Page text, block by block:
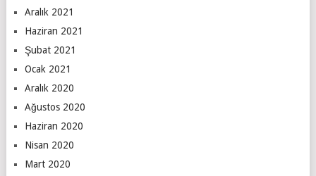
Aralık 2021
Haziran 2021
Şubat 2021
Ocak 2021
Aralık 2020
Ağustos 2020
Haziran 2020
Nisan 2020
Mart 2020